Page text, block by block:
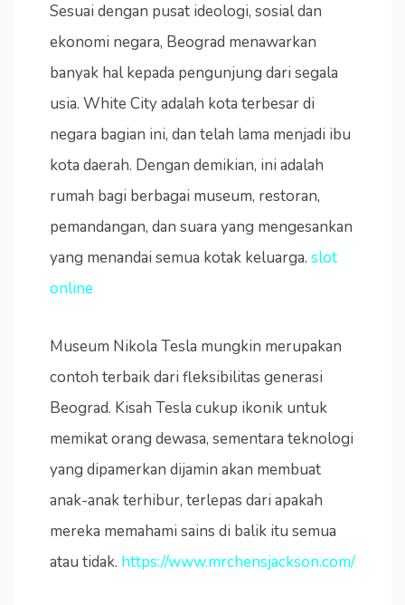
Sesuai dengan pusat ideologi, sosial dan
ekonomi negara, Beograd menawarkan
banyak hal kepada pengunjung dari segala
usia. White City adalah kota terbesar di
negara bagian ini, dan telah lama menjadi ibu
kota daerah. Dengan demikian, ini adalah
rumah bagi berbagai museum, restoran,
pemandangan, dan suara yang mengesankan
yang menandai semua kotak keluarga. slot
online
Museum Nikola Tesla mungkin merupakan
contoh terbaik dari fleksibilitas generasi
Beograd. Kisah Tesla cukup ikonik untuk
memikat orang dewasa, sementara teknologi
yang dipamerkan dijamin akan membuat
anak-anak terhibur, terlepas dari apakah
mereka memahami sains di balik itu semua
atau tidak. https://www.mrchensjackson.com/